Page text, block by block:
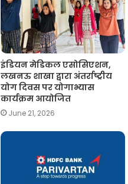
इंडियन मेडिकल एसोसिएशन,
लखनऊ शाखा द्वारा अंतर्राष्ट्रीय
योग दिवस पर योगाभ्यास
कार्यक्रम आयोजित
June 21, 2026